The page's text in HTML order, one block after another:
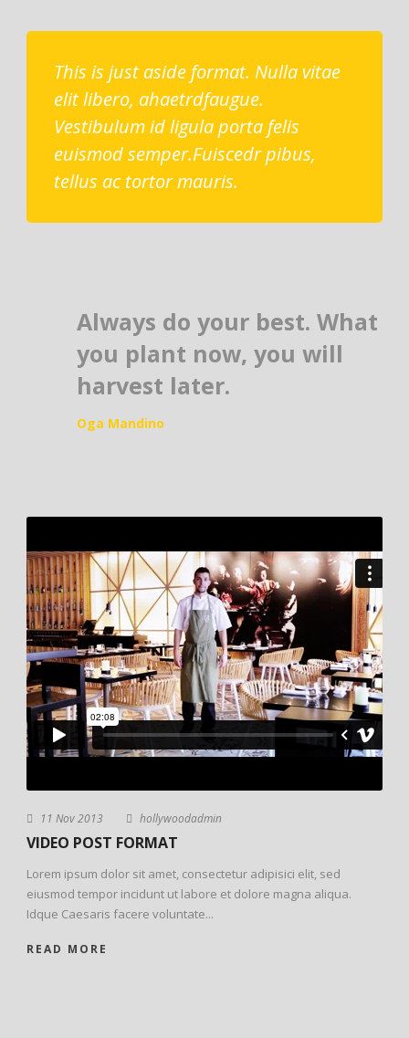
This is just aside format. Nulla vitae
elit libero, ahaetrdfaugue.
Vestibulum id ligula porta felis
euismod semper.Fuiscedr pibus,
tellus ac tortor mauris.
Always do your best. What
you plant now, you will
harvest later.
Oga Mandino
11 Nov 2013 hollywoodadmin
VIDEO POST FORMAT
Lorem ipsum dolor sit amet, consectetur adipisici elit, sed
eiusmod tempor incidunt ut labore et dolore magna aliqua.
Idque Caesaris facere voluntate...
READ MORE